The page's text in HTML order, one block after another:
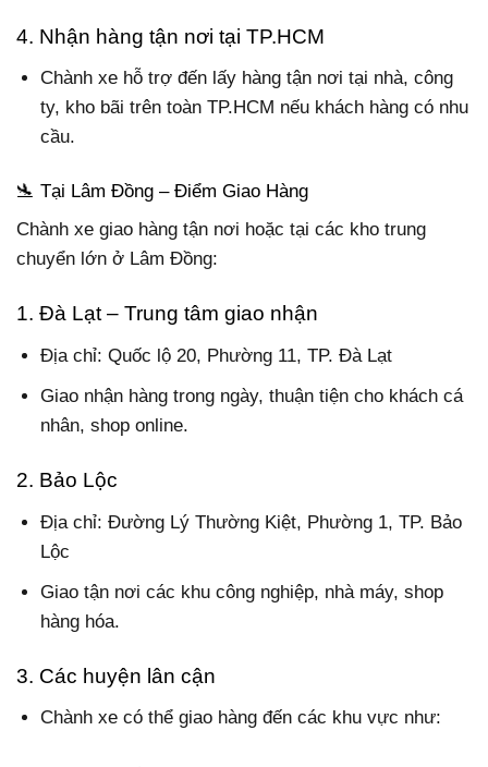
4. Nhận hàng tận nơi tại TP.HCM
Chành xe hỗ trợ đến lấy hàng tận nơi tại nhà, công
ty, kho bãi trên toàn TP.HCM nếu khách hàng có nhu
cầu.
🛬 Tại Lâm Đồng – Điểm Giao Hàng
Chành xe giao hàng tận nơi hoặc tại các kho trung
chuyển lớn ở Lâm Đồng:
1. Đà Lạt – Trung tâm giao nhận
Địa chỉ: Quốc lộ 20, Phường 11, TP. Đà Lạt
Giao nhận hàng trong ngày, thuận tiện cho khách cá
nhân, shop online.
2. Bảo Lộc
Địa chỉ: Đường Lý Thường Kiệt, Phường 1, TP. Bảo
Lộc
Giao tận nơi các khu công nghiệp, nhà máy, shop
hàng hóa.
3. Các huyện lân cận
Chành xe có thể giao hàng đến các khu vực như: